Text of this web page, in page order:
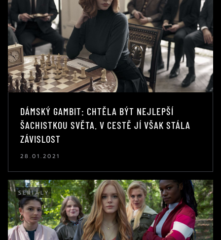
DÁMSKÝ GAMBIT: CHTĚLA BÝT NEJLEPŠÍ
ŠACHISTKOU SVĚTA. V CESTĚ JÍ VŠAK STÁLA
ZÁVISLOST
28.01.2021
SERIÁLY